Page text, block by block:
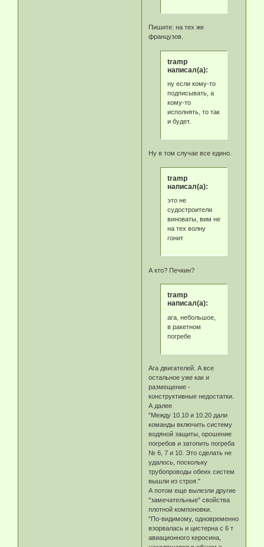
Пишите: на тех же
французов.
tramp
написал(а):
ну если кому-то
подписывать, а
кому-то
исполнять, то так
и будет.
Ну в том случае все едино.
tramp
написал(а):
это не
судостроители
виноваты, вим не
на тех волну
гонит
А кто? Печкин?
tramp
написал(а):
ага, небольшое,
в ракетном
погребе
Ага двигателей. А все
остальное уже как и
размещение -
конструктивные недостатки.
А далее
"Между 10.10 и 10.20 дали
команды включить систему
водяной защиты, орошение
погребов и затопить погреба
№ 6, 7 и 10. Это сделать не
удалось, поскольку
трубопроводы обеих систем
вышли из строя."
А потом еще вылезли другие
"замечательные" свойства
плотной компоновки.
"По-видимому, одновременно
взорвалась и цистерна с 6 т
авиационного керосина,